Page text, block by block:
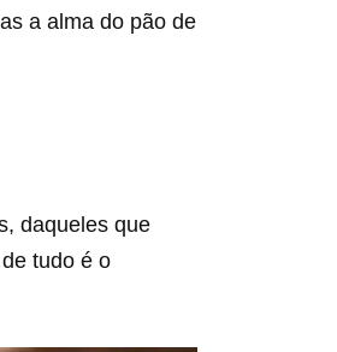
a alma do pão de
daqueles que
tudo é o